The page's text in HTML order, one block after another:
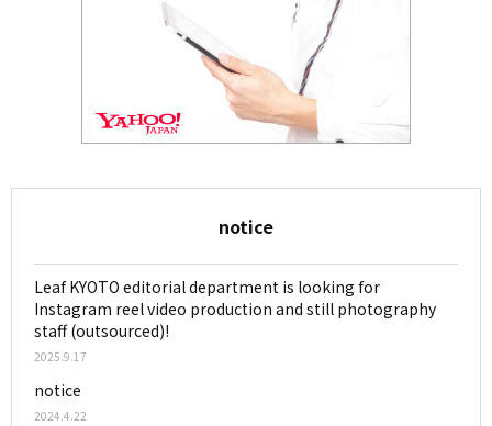
notice
Leaf KYOTO editorial department is looking for
Instagram reel video production and still photography
staff (outsourced)!
2025.9.17
notice
2024.4.22